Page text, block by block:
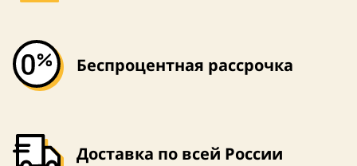
Беспроцентная рассрочка
Доставка по всей России